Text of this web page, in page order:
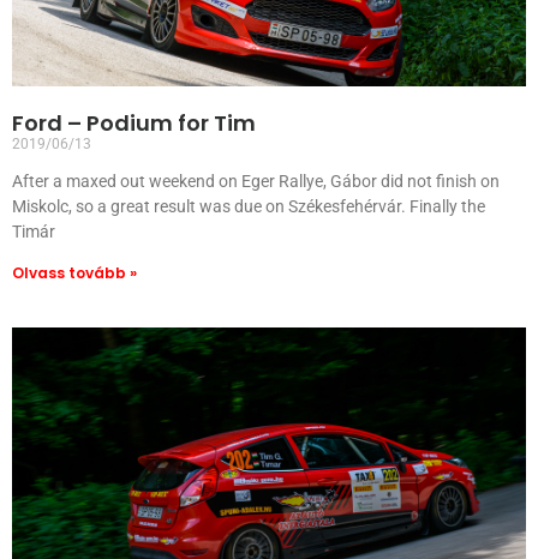
Ford – Podium for Tim
2019/06/13
After a maxed out weekend on Eger Rallye, Gábor did not finish on
Miskolc, so a great result was due on Székesfehérvár. Finally the
Timár
Olvass tovább »